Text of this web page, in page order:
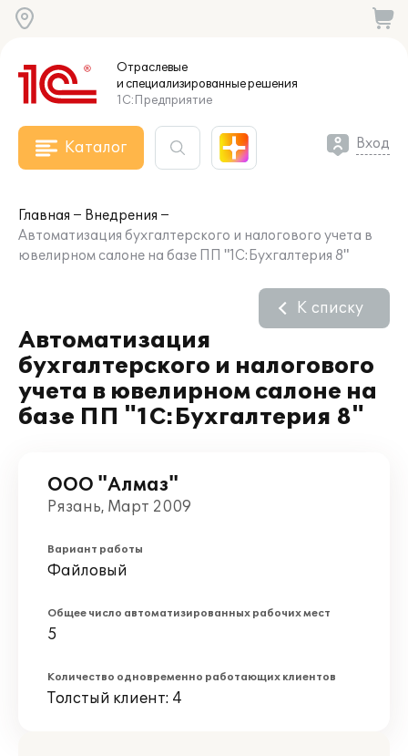
Отраслевые
и специализированныерешения
1С:Предприятие
Каталог Вход
Главная
Внедрения
Автоматизация бухгалтерского и налогового учета в
ювелирном салоне на базе ПП "1С:Бухгалтерия 8"
Автоматизация
бухгалтерского и налогового
учета в ювелирном салоне на
базе ПП "1С:Бухгалтерия 8"
К списку
ООО "Алмаз"
Рязань, Март 2009
Вариант работы
Файловый
Общее число автоматизированных рабочих мест
5
Количество одновременно работающих клиентов
Толстый клиент: 4